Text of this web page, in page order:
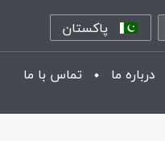
پاکستان
درباره ما تماس با ما